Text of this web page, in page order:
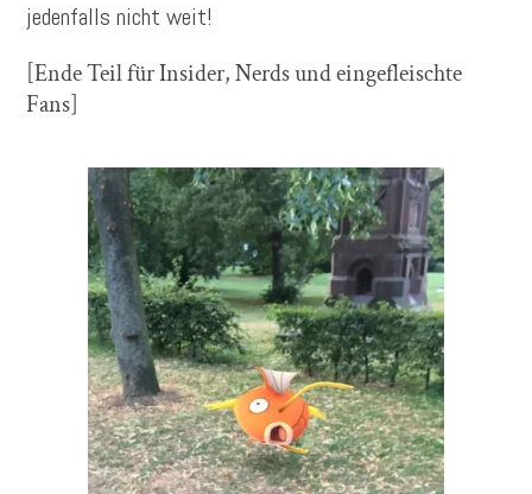
jedenfalls nicht weit!
[Ende Teil für Insider, Nerds und eingefleischte
Fans]